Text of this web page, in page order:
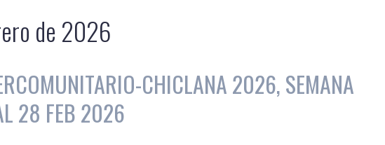
de 2026
CHICLANA 2026, SEMANA
28 FEB 2026